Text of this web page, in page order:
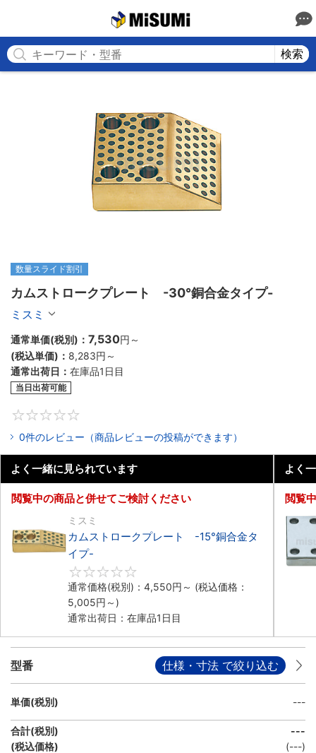
検索
数量スライド割引
カムストロークプレート　-30°銅合金タイプ-
ミスミ
通常単価(税別)： 7,530円 ～
(税込単価)： 8,283円 ～
通常出荷日： 在庫品1日目
当日出荷可能
0件のレビュー（商品レビューの投稿ができます）
よく一緒に見られています
閲覧中の商品と併せてご検討ください
ミスミ
カムストロークプレート -15°銅合金タ
イプ-
通常価格(税別)： 4,550円 ～ (税込価格：
5,005円 ～)
通常出荷日：在庫品1日目
よく
閲覧
型番 仕様・寸法 で絞り込む
単価(税別) ---
合計(税別)
(税込価格)
---
(---)